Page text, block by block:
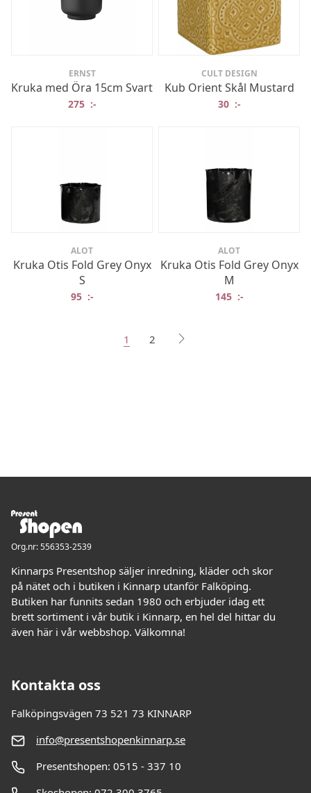
ERNST
Kruka med Öra 15cm Svart
275 :-
CULT DESIGN
Kub Orient Skål Mustard
30 :-
ALOT
Kruka Otis Fold Grey Onyx
S
95 :-
ALOT
Kruka Otis Fold Grey Onyx
M
145 :-
1 2
Org.nr: 556353-2539
Kinnarps Presentshop säljer inredning, kläder och skor
på nätet och i butiken i Kinnarp utanför Falköping.
Butiken har funnits sedan 1980 och erbjuder idag ett
brett sortiment i vår butik i Kinnarp, en hel del hittar du
även här i vår webbshop. Välkomna!
Kontakta oss
Falköpingsvägen 73 521 73 KINNARP
info@presentshopenkinnarp.se
Presentshopen: 0515 - 337 10